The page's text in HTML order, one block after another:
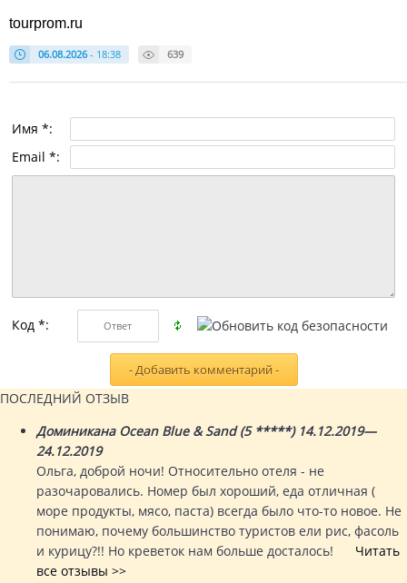
tourprom.ru
06.08.2026- 18:38 639
Имя *:
Email *:
Код *:
ПОСЛЕДНИЙ ОТЗЫВ
Доминикана Ocean Blue & Sand (5 *****) 14.12.2019—
24.12.2019
Ольга, доброй ночи! Относительно отеля - не
разочаровались. Номер был хороший, еда отличная (
море продукты, мясо, паста) всегда было что-то новое. Не
понимаю, почему большинство туристов ели рис, фасоль
и курицу?!! Но креветок нам больше досталось! Читать
все отзывы >>